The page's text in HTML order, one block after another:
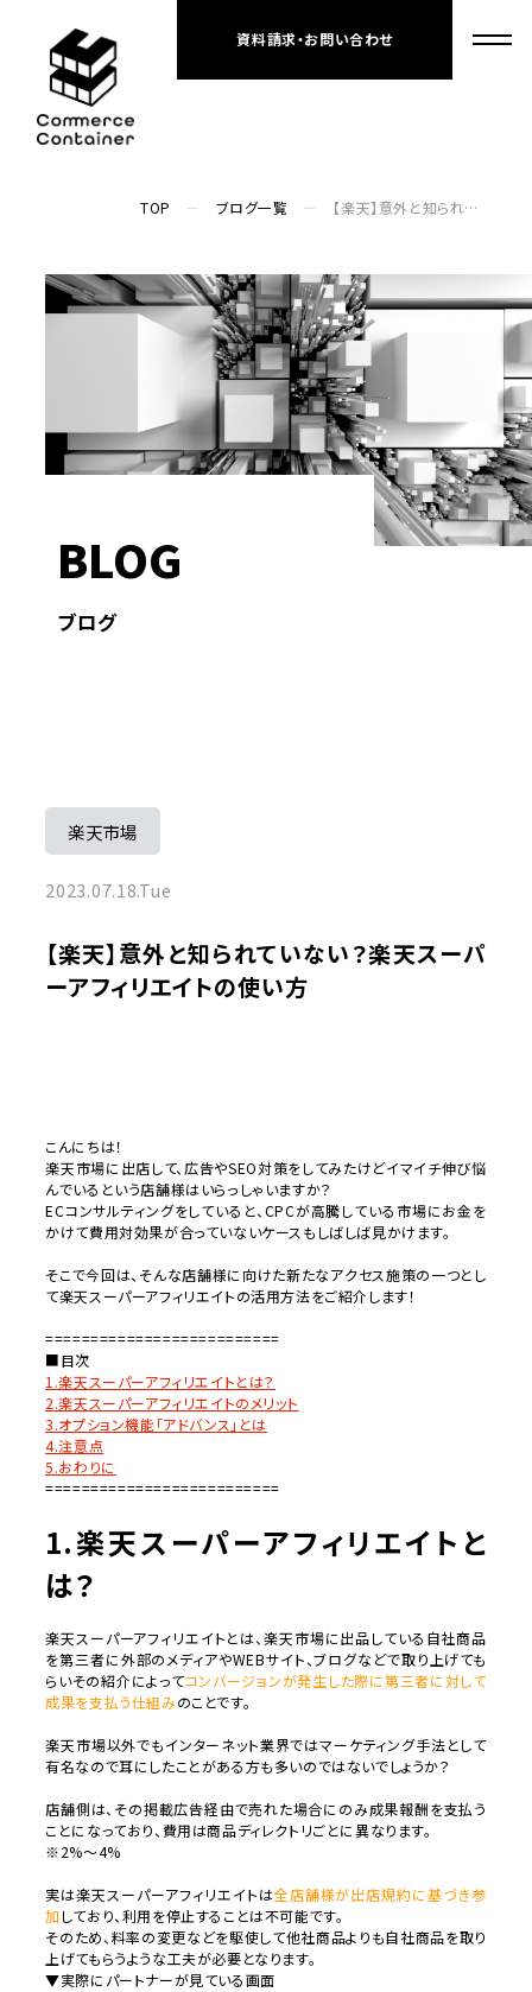
資料請求・お問い合わせ
TOP ブログ一覧 【楽天】意外と知られていない？楽天スーパーアフィリエイトの使い方
BLOG
ブログ
楽天市場
2023.07.18.Tue
【楽天】意外と知られていない？楽天スーパ
ーアフィリエイトの使い方
こんにちは！
楽天市場に出店して、広告やSEO対策をしてみたけどイマイチ伸び悩
んでいるという店舗様はいらっしゃいますか？
ECコンサルティングをしていると、CPCが高騰している市場にお金を
かけて費用対効果が合っていないケースもしばしば見かけます。
そこで今回は、そんな店舗様に向けた新たなアクセス施策の一つとし
て楽天スーパーアフィリエイトの活用方法をご紹介します！
==========================
■目次
1.楽天スーパーアフィリエイトとは？
2.楽天スーパーアフィリエイトのメリット
3.オプション機能「アドバンス」とは
4.注意点
5.おわりに
==========================
1.楽天スーパーアフィリエイトと
は？
楽天スーパーアフィリエイトとは、楽天市場に出品している自社商品
を第三者に外部のメディアやWEBサイト、ブログなどで取り上げても
らいその紹介によってコンバージョンが発生した際に第三者に対して
成果を支払う仕組みのことです。
楽天市場以外でもインターネット業界ではマーケティング手法として
有名なので耳にしたことがある方も多いのではないでしょうか？
店舗側は、その掲載広告経由で売れた場合にのみ成果報酬を支払う
ことになっており、費用は商品ディレクトリごとに異なります。
※2%～4%
実は楽天スーパーアフィリエイトは全店舗様が出店規約に基づき参
加 しており、利用を停止することは不可能です。
そのため、料率の変更などを駆使して他社商品よりも自社商品を取り
上げてもらうような工夫が必要となります。
▼実際にパートナーが見ている画面